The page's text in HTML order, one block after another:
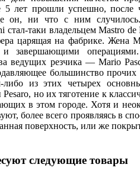
5 лет прошли успешно, после
он, ни что с ним
таки владельцем Mastro
царящая на фабрике. Жена
и завершающими
ведущих резчика — Mario
большинство
из этих четырех
но их тяготение к
в этом городе. Хотя и
более всего проявляясь в
поверхность, или же
следующие товары